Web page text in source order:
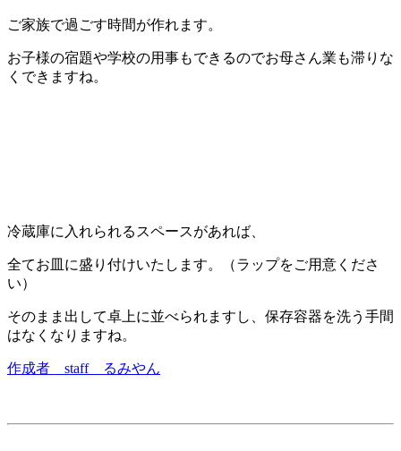
ご家族で過ごす時間が作れます。
お子様の宿題や学校の用事もできるのでお母さん業も滞りな
くできますね。
冷蔵庫に入れられるスペースがあれば、
全てお皿に盛り付けいたします。（ラップをご用意くださ
い）
そのまま出して卓上に並べられますし、保存容器を洗う手間
はなくなりますね。
作成者 staff るみやん